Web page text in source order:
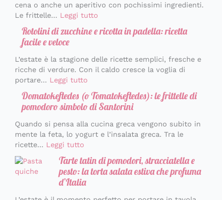
cena o anche un aperitivo con pochissimi ingredienti.
Le frittelle… Leggi tutto
Rotolini di zucchine e ricotta in padella: ricetta
facile e veloce
L’estate è la stagione delle ricette semplici, fresche e
ricche di verdure. Con il caldo cresce la voglia di
portare… Leggi tutto
Domatokeftedes (o Tomatokeftedes): le frittelle di
pomodoro simbolo di Santorini
Quando si pensa alla cucina greca vengono subito in
mente la feta, lo yogurt e l’insalata greca. Tra le
ricette… Leggi tutto
Tarte tatin di pomodori, stracciatella e
pesto: la torta salata estiva che profuma
d’Italia